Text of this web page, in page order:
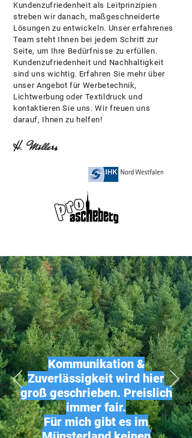
Kundenzufriedenheit als Leitprinzipien
streben wir danach, maßgeschneiderte
Lösungen zu entwickeln. Unser erfahrenes
Team steht Ihnen bei jedem Schritt zur
Seite, um Ihre Bedürfnisse zu erfüllen.
Kundenzufriedenheit und Nachhaltigkeit
sind uns wichtig. Erfahren Sie mehr über
unser Angebot für Werbetechnik,
Lichtwerbung oder Textildruck und
kontaktieren Sie uns. Wir freuen uns
darauf, Ihnen zu helfen!
H. Möllers
Kommunikation &
Zuverlässigkeit wird hier
groß geschrieben. Preislich
immer fair.
Für mich gibt es im